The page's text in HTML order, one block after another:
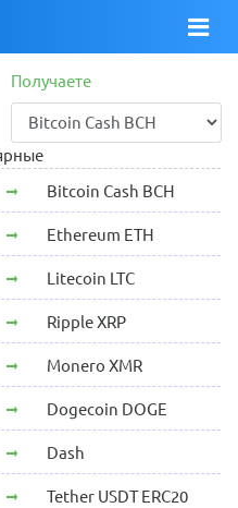
Получаете
Bitcoin Cash BCH
Ethereum ETH
Litecoin LTC
Ripple XRP
Monero XMR
Dogecoin DOGE
Dash
Tether USDT ERC20